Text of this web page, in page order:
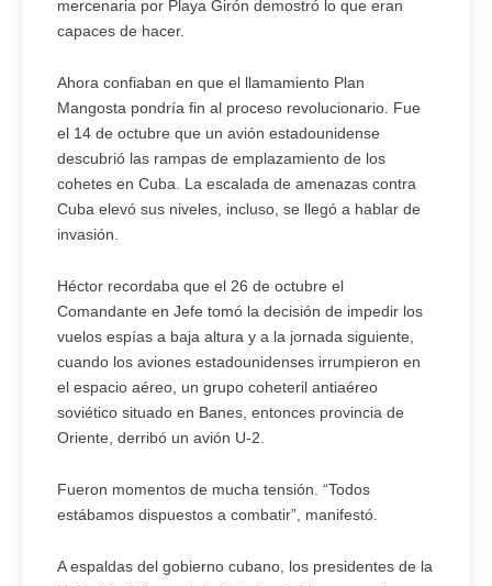
mercenaria por Playa Girón demostró lo que eran
capaces de hacer.
Ahora confiaban en que el llamamiento Plan
Mangosta pondría fin al proceso revolucionario. Fue
el 14 de octubre que un avión estadounidense
descubrió las rampas de emplazamiento de los
cohetes en Cuba. La escalada de amenazas contra
Cuba elevó sus niveles, incluso, se llegó a hablar de
invasión.
Héctor recordaba que el 26 de octubre el
Comandante en Jefe tomó la decisión de impedir los
vuelos espías a baja altura y a la jornada siguiente,
cuando los aviones estadounidenses irrumpieron en
el espacio aéreo, un grupo coheteril antiaéreo
soviético situado en Banes, entonces provincia de
Oriente, derribó un avión U-2.
Fueron momentos de mucha tensión. “Todos
estábamos dispuestos a combatir”, manifestó.
A espaldas del gobierno cubano, los presidentes de la